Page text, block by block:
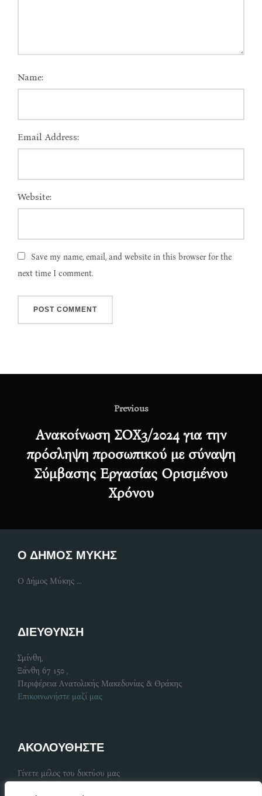
Name:
Email Address:
Website:
Save my name, email, and website in this browser for the
next time I comment.
Previous
Previous
Ανακοίνωση ΣΟΧ3/2024 για την
πρόσληψη προσωπικού με σύναψη
Σύμβασης Εργασίας Ορισμένου
Χρόνου
Ο ΔΗΜΟΣ ΜΥΚΗΣ
Ο Δήμος Μύκης ...
ΔΙΕΥΘΥΝΣΗ
Σμίνθη,
Ξάνθη 67 150 ,
Περιφέρεια Ανατολικής Μακεδονίας & Θράκης
Επικοινωνήστε μαζί μας
ΑΚΟΛΟΥΘΗΣΤΕ
Γίνετε μέλος του δικτύου μας